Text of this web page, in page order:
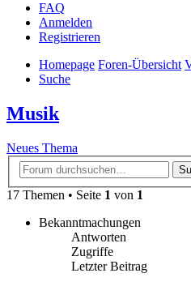
FAQ
Anmelden
Registrieren
Homepage Foren-Übersicht
Suche
Musik
Neues Thema
17 Themen • Seite 1 von 1
Bekanntmachungen
Antworten
Zugriffe
Letzter Beitrag